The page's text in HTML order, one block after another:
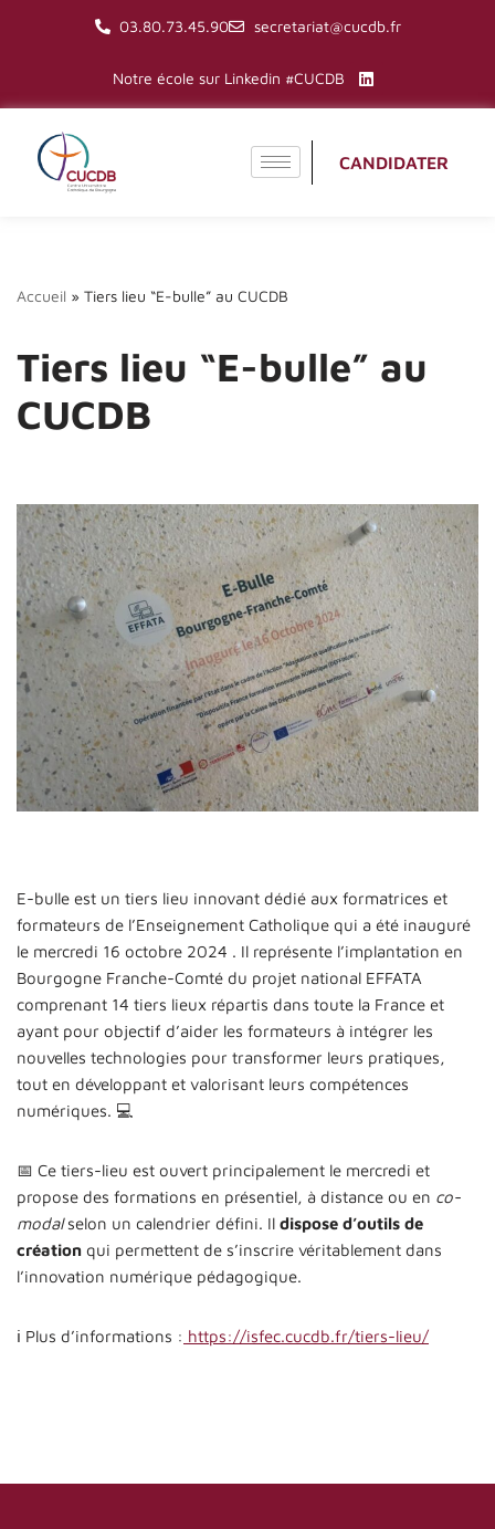
contenu
03.80.73.45.90 secretariat@cucdb.fr
Notre école sur Linkedin #CUCDB
CANDIDATER
Accueil » Tiers lieu “E-bulle” au CUCDB
Tiers lieu “E-bulle” au
CUCDB
E-bulle est un tiers lieu innovant dédié aux formatrices et
formateurs de l’Enseignement Catholique qui a été inauguré
le mercredi 16 octobre 2024 . Il représente l’implantation en
Bourgogne Franche-Comté du projet national EFFATA
comprenant 14 tiers lieux répartis dans toute la France et
ayant pour objectif d’aider les formateurs à intégrer les
nouvelles technologies pour transformer leurs pratiques,
tout en développant et valorisant leurs compétences
numériques. 💻
📅 Ce tiers-lieu est ouvert principalement le mercredi et
propose des formations en présentiel, à distance ou en co-
modalselon un calendrier défini. Il dispose d’outils de
création qui permettent de s’inscrire véritablement dans
l’innovation numérique pédagogique.
ℹ️ Plus d’informations : https://isfec.cucdb.fr/tiers-lieu/